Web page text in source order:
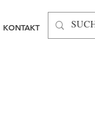
KONTAKT